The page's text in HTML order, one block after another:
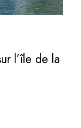
l’île de la